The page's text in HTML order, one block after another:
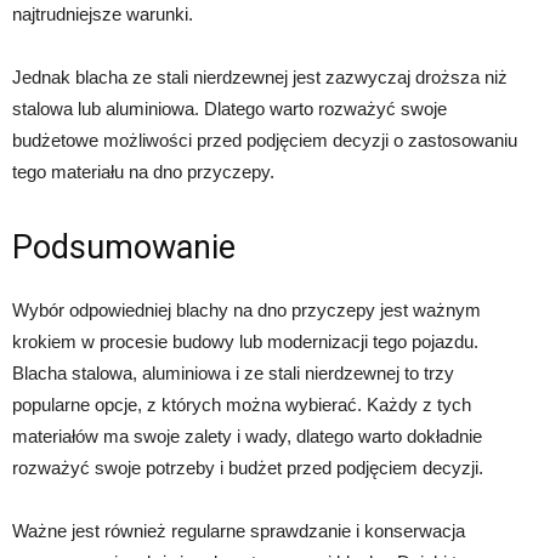
najtrudniejsze warunki.
Jednak blacha ze stali nierdzewnej jest zazwyczaj droższa niż
stalowa lub aluminiowa. Dlatego warto rozważyć swoje
budżetowe możliwości przed podjęciem decyzji o zastosowaniu
tego materiału na dno przyczepy.
Podsumowanie
Wybór odpowiedniej blachy na dno przyczepy jest ważnym
krokiem w procesie budowy lub modernizacji tego pojazdu.
Blacha stalowa, aluminiowa i ze stali nierdzewnej to trzy
popularne opcje, z których można wybierać. Każdy z tych
materiałów ma swoje zalety i wady, dlatego warto dokładnie
rozważyć swoje potrzeby i budżet przed podjęciem decyzji.
Ważne jest również regularne sprawdzanie i konserwacja